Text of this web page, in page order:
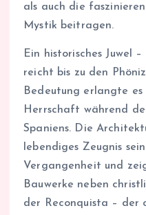
als auch die
Mystik beitragen.
Ein historisches Juwel
reicht bis zu den
Bedeutung erlangte es
Herrschaft während
Spaniens. Die
lebendiges Zeugnis
Vergangenheit und
Bauwerke neben
der Reconquista – der